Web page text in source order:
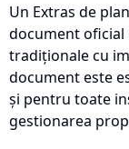
Un Extras de
document
tradiționale cu
document este
și pentru toate
gestionarea